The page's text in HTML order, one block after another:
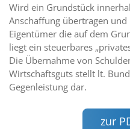
Wird ein Grundstück
Anschaffung übertragen
Eigentümer die auf dem
liegt ein steuerbares
Die Übernahme von
Wirtschaftsguts stellt lt.
Gegenleistung dar.
zur